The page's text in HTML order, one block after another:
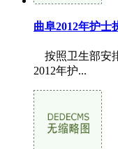
曲阜2012年护士
按照卫生部安
2012年护...